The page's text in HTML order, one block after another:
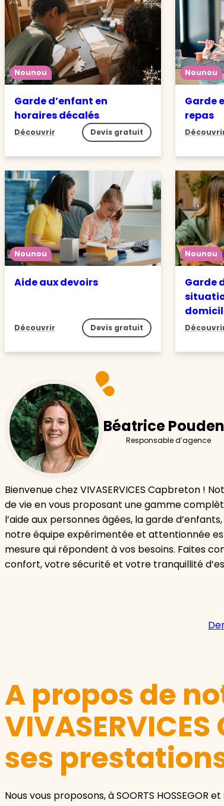
Nounou
Garde d’enfant en
horaires décalés
Découvrir Devis gratuit
Nounou
Garde
repas
Nounou
Aide aux devoirs
Découvrir Devis gratuit
Nounou
Garde
Béatrice
Responsable d’agence
Bienvenue chez VIVASERVICES Capbreton !
de vie en vous proposant une gamme
l’aide aux personnes âgées, la garde
notre équipe expérimentée et attentionnée
mesure qui répondent à vos besoins. Faites
confort, votre sécurité et votre tranquillité
A propos de
ses
Nous vous proposons, à SOORTS HOSSEGOR